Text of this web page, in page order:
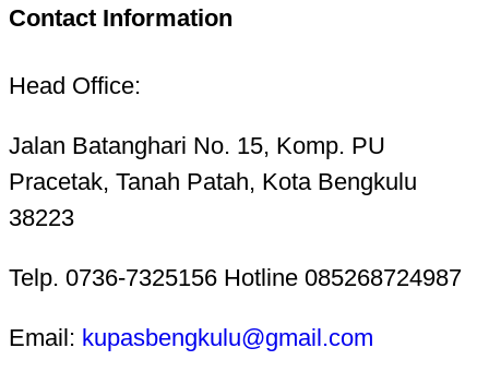
Contact Information
Head Office:
Jalan Batanghari No. 15, Komp. PU
Pracetak, Tanah Patah, Kota Bengkulu
38223
Telp. 0736-7325156 Hotline 085268724987
Email: kupasbengkulu@gmail.com